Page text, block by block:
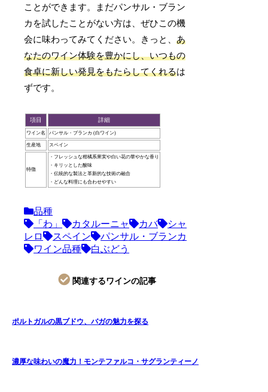
ことができます。まだパンサル・ブラン
カを試したことがない方は、ぜひこの機
会に味わってみてください。きっと、あ
なたのワイン体験を豊かにし、いつもの
食卓に新しい発見をもたらしてくれるは
ずです。
項目 詳細
ワイン名 パンサル・ブランカ (白ワイン)
生産地 スペイン
特徴
・フレッシュな柑橘系果実や白い花の華やかな香り
・キリッとした酸味
・伝統的な製法と革新的な技術の融合
・どんな料理にも合わせやすい
品種
「わ」
カタルーニャ カバ
シャ
レロ
スペイン
パンサル・ブランカ
ワイン品種
白ぶどう
関連するワインの記事
ポルトガルの黒ブドウ、バガの魅力を探る
濃厚な味わいの魔力！モンテファルコ・サグランティーノ